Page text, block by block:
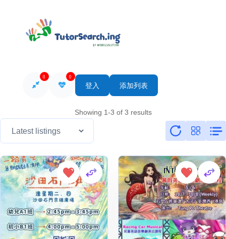
0 0
登入 添加列表
Showing 1-3 of 3 results